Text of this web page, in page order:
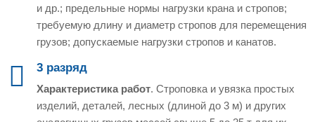
и др.; предельные нормы нагрузки крана и стропов;
требуемую длину и диаметр стропов для перемещения
грузов; допускаемые нагрузки стропов и канатов.
3 разряд
Характеристика работ. Строповка и увязка простых
изделий, деталей, лесных (длиной до 3 м) и других